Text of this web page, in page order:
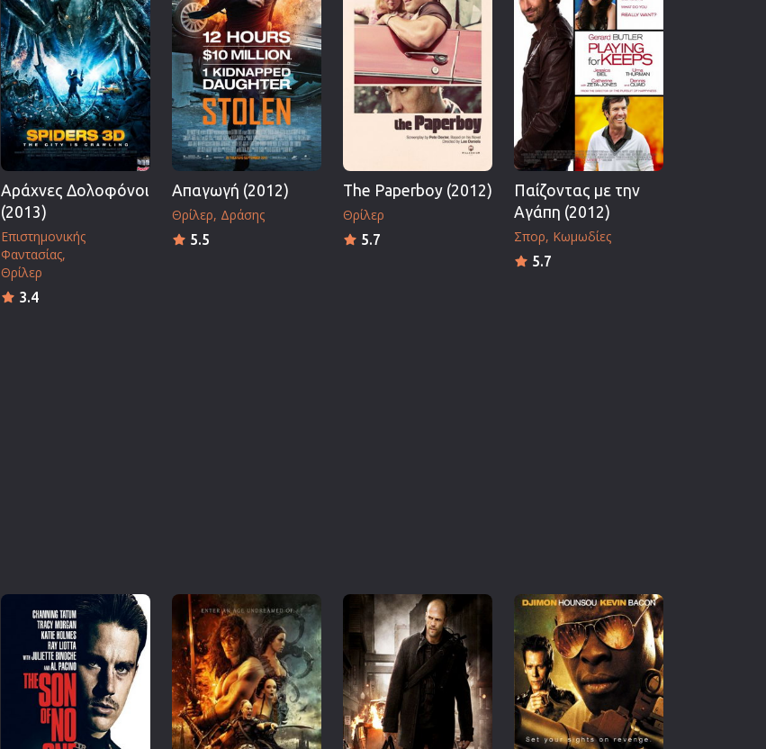
Αράχνες Δολοφόνοι
(2013)
Επιστημονικής
Φαντασίας
Θρίλερ
3.4
Απαγωγή (2012)
Θρίλερ Δράσης
5.5
The Paperboy (2012)
Θρίλερ
5.7
Παίζοντας με την
Αγάπη (2012)
Σπορ Κωμωδίες
5.7